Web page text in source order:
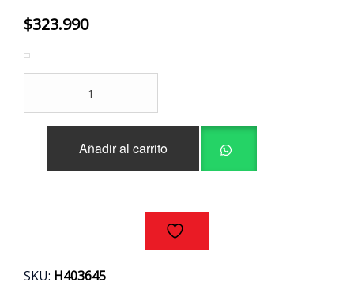
$323.990
STD
Añadir al carrito
SKU: H403645